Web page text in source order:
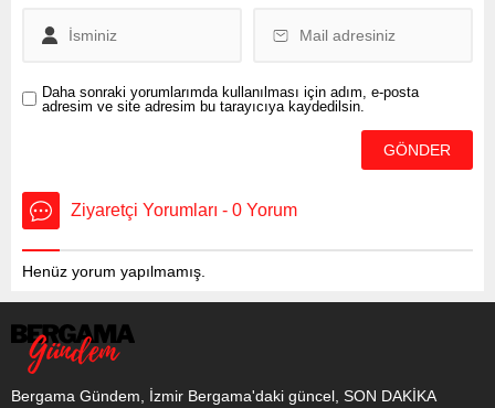
resmen kabul...
Daha sonraki yorumlarımda kullanılması için adım, e-posta
adresim ve site adresim bu tarayıcıya kaydedilsin.
Ziyaretçi Yorumları - 0 Yorum
Henüz yorum yapılmamış.
Bergama Gündem, İzmir Bergama'daki güncel, SON DAKİKA